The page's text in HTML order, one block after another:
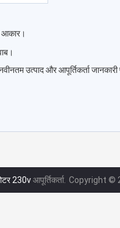
आकार।
उत्पाद और आपूर्तिकर्ता
230vआपूर्तिकर्ता. Copyright ©